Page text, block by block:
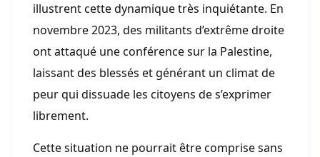
illustrent cette dynamique très inquiétante. En
novembre 2023, des militants d’extrême droite
ont attaqué une conférence sur la Palestine,
laissant des blessés et générant un climat de
peur qui dissuade les citoyens de s’exprimer
librement.
Cette situation ne pourrait être comprise sans